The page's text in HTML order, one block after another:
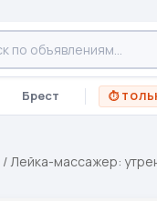
Брест ⏱
/Лейка-массажер: